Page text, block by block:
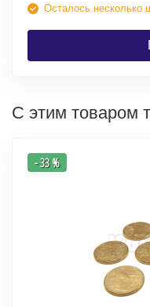
Осталось несколько
С этим товаром
- 33 %